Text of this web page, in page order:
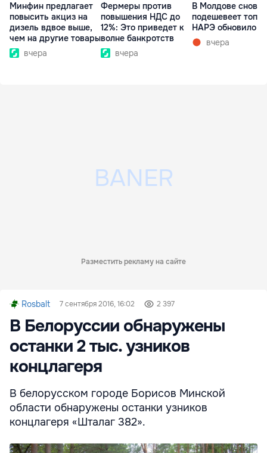
Минфин предлагает
повысить акциз на
дизель вдвое выше,
чем на другие товары
вчера
Фермеры против
повышения НДС до
12%: Это приведет к
волне банкротств
вчера
В Молдове снова
подешевеет
НАРЭ обновило
вчера
Разместить рекламу на сайте
Rosbalt 7 сентября 2016, 16:02 2 397
В Белоруссии обнаружены
останки 2 тыс. узников
концлагеря
В белорусском городе Борисов Минской
области обнаружены останки узников
концлагеря «Шталаг 382».